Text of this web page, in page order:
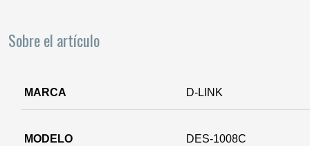
Sobre el artículo
MARCA D-LINK
MODELO DES-1008C